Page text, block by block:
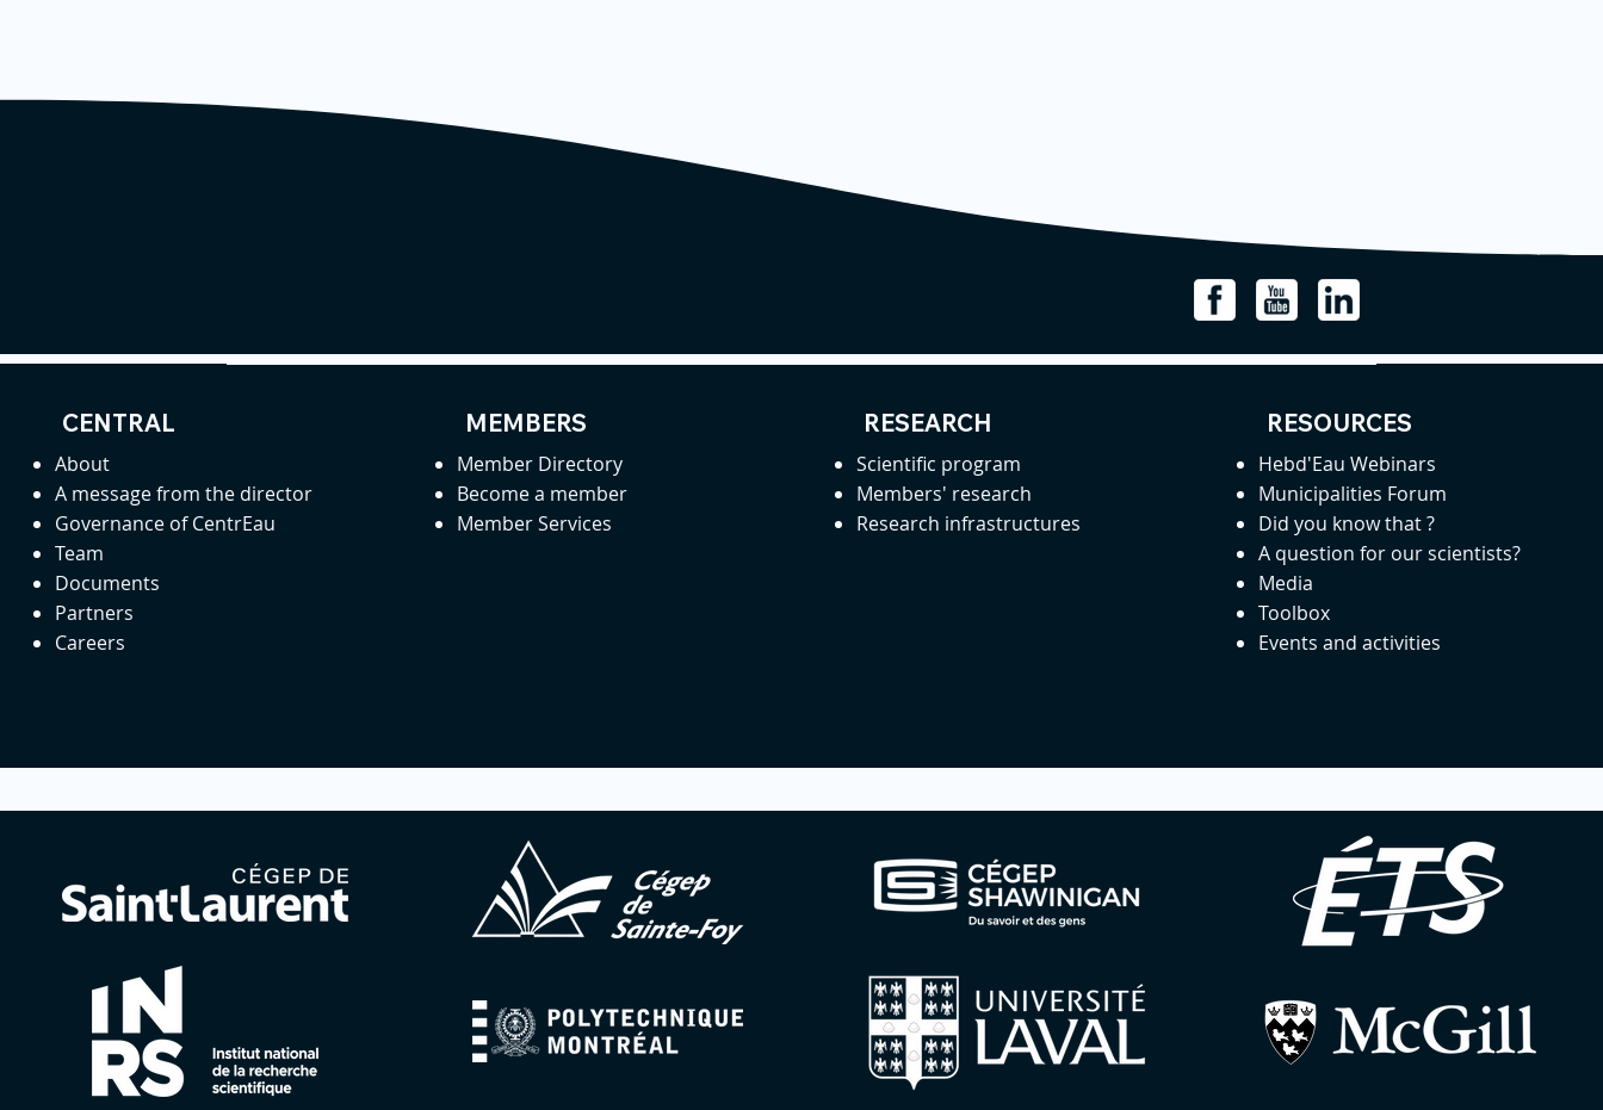
CENTRAL
About
A message from the director
Governance of CentrEau
Team
Documents
Partners
Careers
MEMBERS
Member Directory
Become a member
Member Services
RESEARCH
Scientific program
Members' research
Research infrastructures
RESOURCES
Hebd'Eau Webinars
Municipalities Forum
Did you know that ?
A question for our scientists?
Media
Toolbox
Events and activities